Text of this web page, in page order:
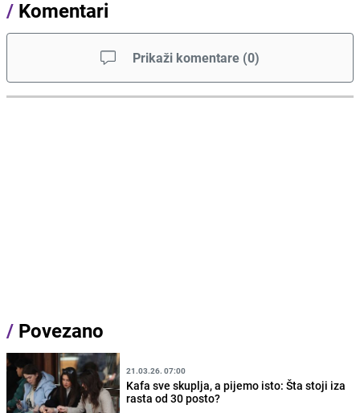
/ Komentari
Prikaži komentare (0)
/ Povezano
21.03.26. 07:00
Kafa sve skuplja, a pijemo isto: Šta stoji iza
rasta od 30 posto?